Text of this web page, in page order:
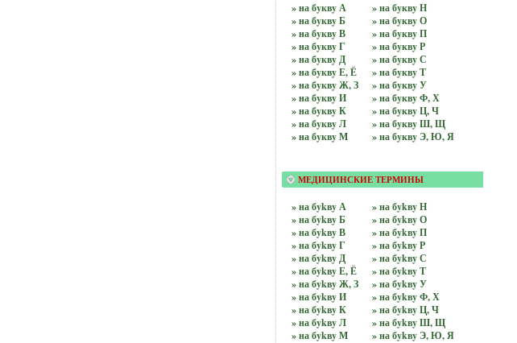
» на бyквy А
» на бyквy Б
» на бyквy В
» на бyквy Г
» на бyквy Д
» на бyквy Е, Ё
» на бyквy Ж, З
» на бyквy И
» на бyквy К
» на бyквy Л
» на бyквy М
» на бyквy Н
» на бyквy О
» на бyквy П
» на бyквy Р
» на бyквy С
» на бyквy Т
» на бyквy У
» на бyквy Ф, Х
» на бyквy Ц, Ч
» на бyквy Ш, Щ
» на бyквy Э, Ю, Я
МЕДИЦИНСКИЕ ТЕРМИНЫ
» на бykвy А
» на бykвy Б
» на бykвy В
» на бykвy Г
» на бykвy Д
» на бykвy Е, Ё
» на бykвy Ж, З
» на бykвy И
» на бykвy К
» на бykвy Л
» на бykвy М
» на бykвy Н
» на бykвy О
» на бykвy П
» на бykвy Р
» на бykвy С
» на бykвy Т
» на бykвy У
» на бykвy Ф, Х
» на бykвy Ц, Ч
» на бykвy Ш, Щ
» на бykвy Э, Ю, Я